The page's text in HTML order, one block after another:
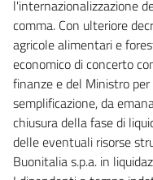
l'internazionalizzazione
comma. Con ulteriore
agricole alimentari e
economico di concerto
finanze e del Ministro
semplificazione, da
chiusura della fase di
delle eventuali risorse
Buonitalia s.p.a. in